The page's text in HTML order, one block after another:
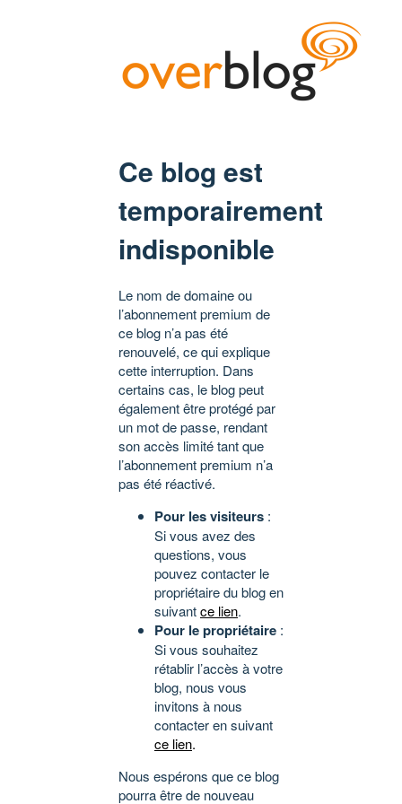
Ce blog est
temporairement
indisponible
Le nom de domaine ou
l’abonnement premium de
ce blog n’a pas été
renouvelé, ce qui explique
cette interruption. Dans
certains cas, le blog peut
également être protégé par
un mot de passe, rendant
son accès limité tant que
l’abonnement premium n’a
pas été réactivé.
Pour les visiteurs :
Si vous avez des
questions, vous
pouvez contacter le
propriétaire du blog en
suivantce lien.
Pour le propriétaire :
Si vous souhaitez
rétablir l’accès à votre
blog, nous vous
invitons à nous
contacter en suivant
ce lien.
Nous espérons que ce blog
pourra être de nouveau